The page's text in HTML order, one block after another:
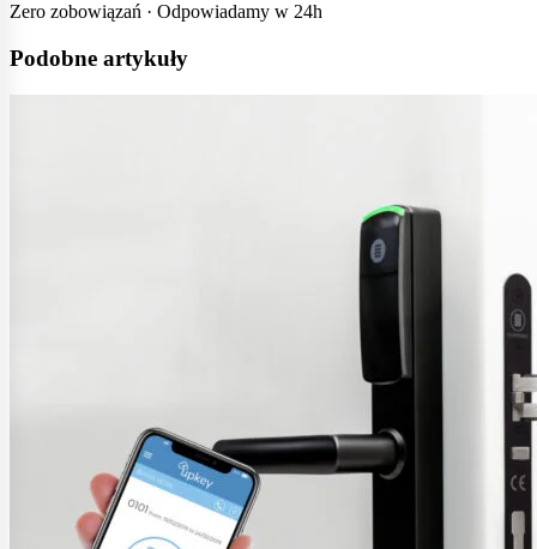
Zero zobowiązań · Odpowiadamy w 24h
Podobne artykuły